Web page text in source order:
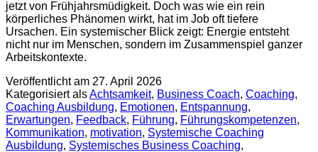
jetzt von Frühjahrsmüdigkeit. Doch was wie ein rein
körperliches Phänomen wirkt, hat im Job oft tiefere
Ursachen. Ein systemischer Blick zeigt: Energie entsteht
nicht nur im Menschen, sondern im Zusammenspiel ganzer
Arbeitskontexte.
Veröffentlicht am 27. April 2026
Kategorisiert alsAchtsamkeit, Business Coach, Coaching,
Coaching Ausbildung, Emotionen, Entspannung,
Erwartungen, Feedback, Führung, Führungskompetenzen,
Kommunikation, motivation, Systemische Coaching
Ausbildung, Systemisches Business Coaching,